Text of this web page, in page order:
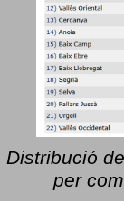
Distribució
per